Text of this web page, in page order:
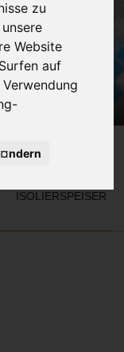
zu
Website
auf
ISOLIERSPEISER